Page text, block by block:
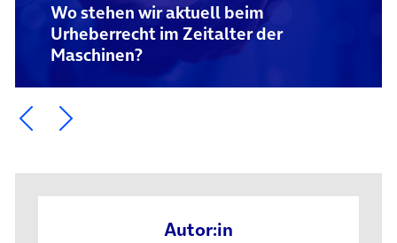
Wo stehen wir aktuell beim
Urheberrecht im Zeitalter der
Maschinen?
Ein Element zurück blättern
Ein Element weiter blättern
Autor:in